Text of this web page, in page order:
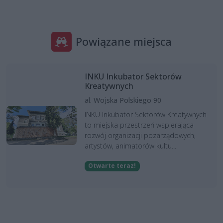
Powiązane miejsca
INKU Inkubator Sektorów
Kreatywnych
al. Wojska Polskiego 90
INKU Inkubator Sektorów Kreatywnych
to miejska przestrzeń wspierająca
rozwój organizacji pozarządowych,
artystów, animatorów kultu...
Otwarte teraz!